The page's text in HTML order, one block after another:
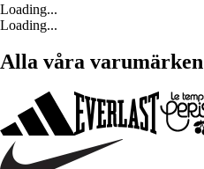
Loading...
Loading...
Alla våra varumärken